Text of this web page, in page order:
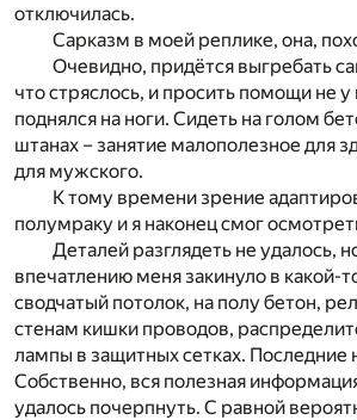
отключилась.
Сарказм в моей реплике, она,
Очевидно, придётся выгребать
что стряслось, и просить помощи не
поднялся на ноги. Сидеть на голом
штанах – занятие малополезное для
для мужского.
К тому времени зрение
полумраку и я наконец смог
Деталей разглядеть не удалось,
впечатлению меня закинуло в какой-
сводчатый потолок, на полу бетон,
стенам кишки проводов,
лампы в защитных сетках. Последние
Собственно, вся полезная
удалось почерпнуть. С равной